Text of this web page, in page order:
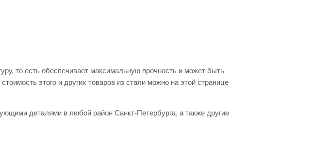
то есть обеспечивает максимальную прочность и может быть
этого и других товаров из стали можно на этой странице
деталями в любой район Санкт-Петербурга, а также другие